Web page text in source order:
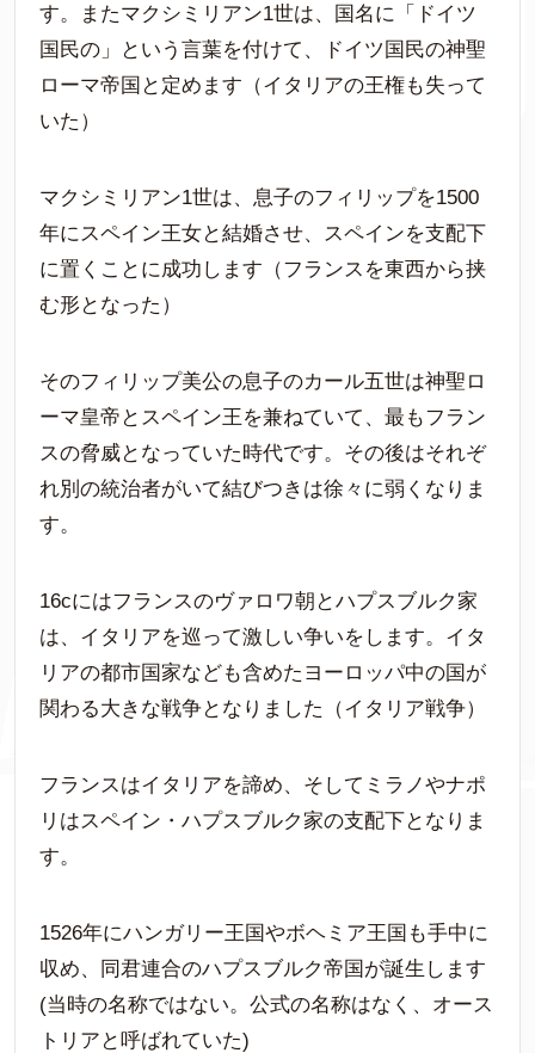
す。またマクシミリアン1世は、国名に「ドイツ
国民の」という言葉を付けて、ドイツ国民の神聖
ローマ帝国と定めます（イタリアの王権も失って
いた）
マクシミリアン1世は、息子のフィリップを1500
年にスペイン王女と結婚させ、スペインを支配下
に置くことに成功します（フランスを東西から挟
む形となった）
そのフィリップ美公の息子のカール五世は神聖ロ
ーマ皇帝とスペイン王を兼ねていて、最もフラン
スの脅威となっていた時代です。その後はそれぞ
れ別の統治者がいて結びつきは徐々に弱くなりま
す。
16cにはフランスのヴァロワ朝とハプスブルク家
は、イタリアを巡って激しい争いをします。イタ
リアの都市国家なども含めたヨーロッパ中の国が
関わる大きな戦争となりました（イタリア戦争）
フランスはイタリアを諦め、そしてミラノやナポ
リはスペイン・ハプスブルク家の支配下となりま
す。
1526年にハンガリー王国やボヘミア王国も手中に
収め、同君連合のハプスブルク帝国が誕生します
(当時の名称ではない。公式の名称はなく、オース
トリアと呼ばれていた)